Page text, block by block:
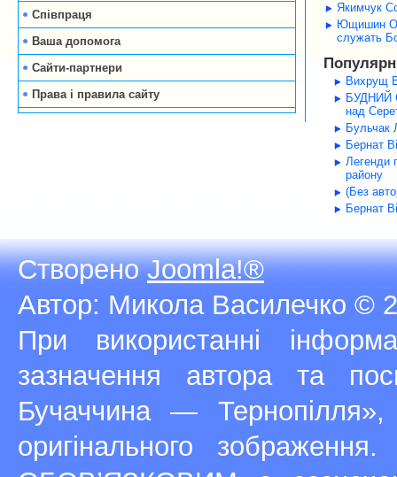
Співпраця
Ваша допомога
Сайти-партнери
Права і правила сайту
Якимчук
Ющишин
служать
Вихрущ
БУДНИЙ
над
Бульчак
Бернат
Легенди
району
(Без
Бернат
СтвореноJoomla!®
Автор: Микола Василечко ©
При використанні
зазначення автора та
Бучаччина —
оригінального